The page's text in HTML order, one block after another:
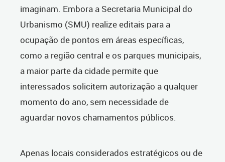
imaginam. Embora a Secretaria Municipal do
Urbanismo (SMU) realize editais para a
ocupação de pontos em áreas específicas,
como a região central e os parques municipais,
a maior parte da cidade permite que
interessados solicitem autorização a qualquer
momento do ano, sem necessidade de
aguardar novos chamamentos públicos.
Apenas locais considerados estratégicos ou de